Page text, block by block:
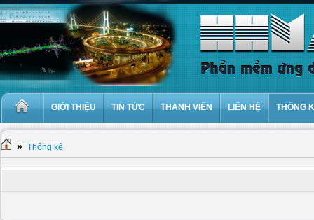
GIỚI THIỆU TIN TỨC THÀNH VIÊN LIÊN HỆ THỐNG
» Thống kê